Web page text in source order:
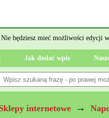
Nie będziesz mieć możliwości edycji
Jak dodać wpis
internetowe →